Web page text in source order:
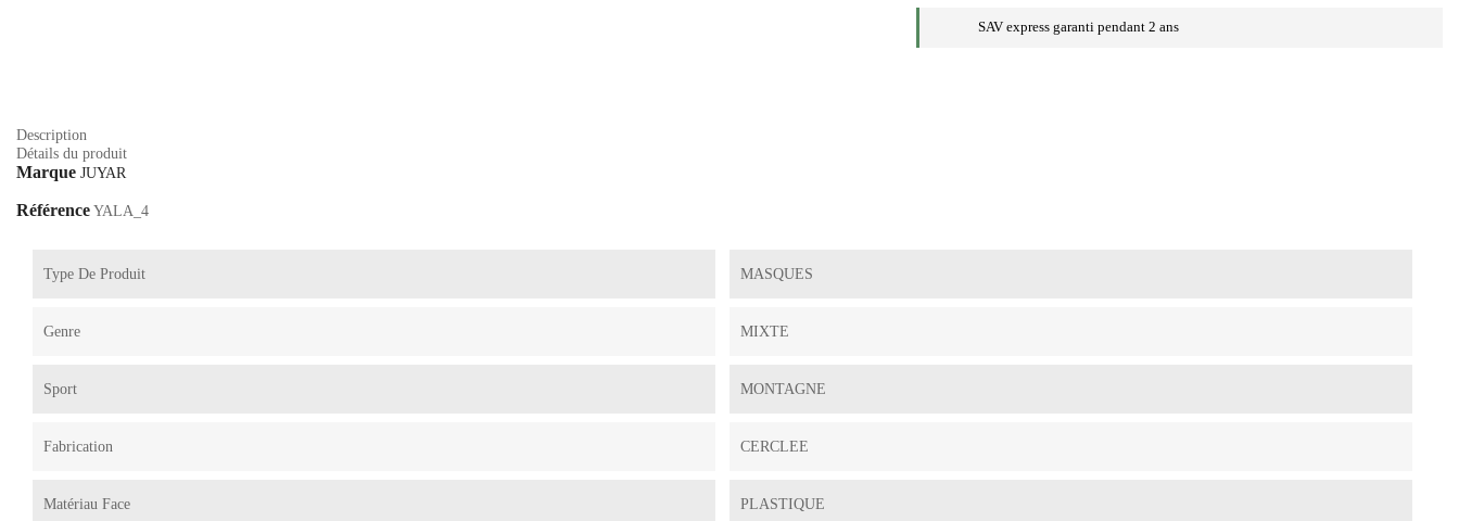
SAV express garanti pendant 2 ans
Description
Détails du produit
Marque JUYAR
Référence YALA_4
Type De Produit MASQUES
Genre MIXTE
Sport MONTAGNE
Fabrication CERCLEE
Matériau Face PLASTIQUE